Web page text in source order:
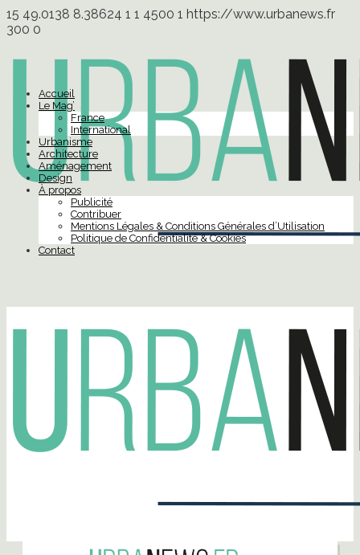
15 49.0138 8.38624 1 1 4500 1 https://www.urbanews.fr
300 0
Accueil
Le Mag’
France
International
Urbanisme
Architecture
Aménagement
Design
À propos
Publicité
Contribuer
Mentions Légales & Conditions Générales d’Utilisation
Politique de Confidentialité & Cookies
Contact